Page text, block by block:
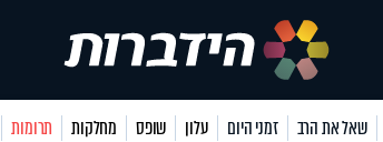
שאל את הרב זמני היום עלון שופס מחלקות תרומות